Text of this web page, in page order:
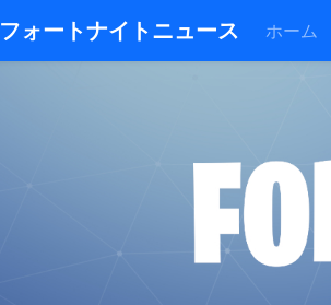
フォートナイトニュース ホーム